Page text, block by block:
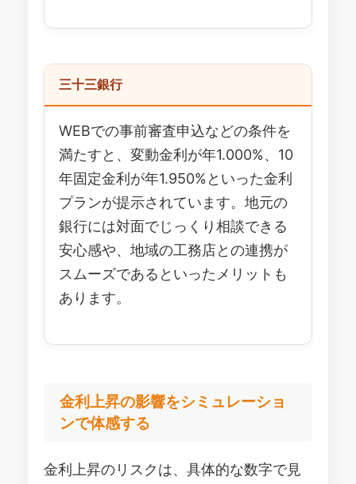
三十三銀行
WEBでの事前審査申込などの条件を
満たすと、変動金利が年1.000%、10
年固定金利が年1.950%といった金利
プランが提示されています。地元の
銀行には対面でじっくり相談できる
安心感や、地域の工務店との連携が
スムーズであるといったメリットも
あります。
金利上昇の影響をシミュレーショ
ンで体感する
金利上昇のリスクは、具体的な数字で見